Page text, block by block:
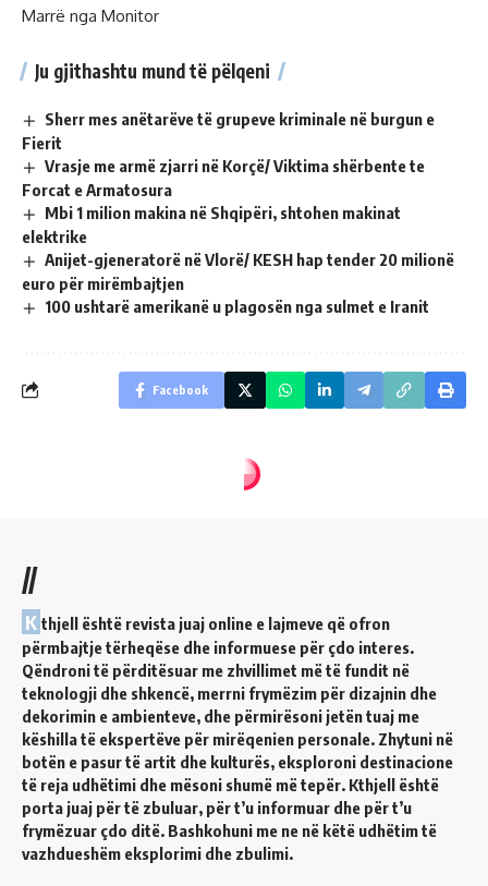
Marrë nga Monitor
Ju gjithashtu mund të pëlqeni
Sherr mes anëtarëve të grupeve kriminale në burgun e
Fierit
Vrasje me armë zjarri në Korçë/ Viktima shërbente te
Forcat e Armatosura
Mbi 1 milion makina në Shqipëri, shtohen makinat
elektrike
Anijet-gjeneratorë në Vlorë/ KESH hap tender 20 milionë
euro për mirëmbajtjen
100 ushtarë amerikanë u plagosën nga sulmet e Iranit
Facebook
//
K thjell është revista juaj online e lajmeve që ofron
përmbajtje tërheqëse dhe informuese për çdo interes.
Qëndroni të përditësuar me zhvillimet më të fundit në
teknologji dhe shkencë, merrni frymëzim për dizajnin dhe
dekorimin e ambienteve, dhe përmirësoni jetën tuaj me
këshilla të ekspertëve për mirëqenien personale. Zhytuni në
botën e pasur të artit dhe kulturës, eksploroni destinacione
të reja udhëtimi dhe mësoni shumë më tepër. Kthjell është
porta juaj për të zbuluar, për t’u informuar dhe për t’u
frymëzuar çdo ditë. Bashkohuni me ne në këtë udhëtim të
vazhdueshëm eksplorimi dhe zbulimi.